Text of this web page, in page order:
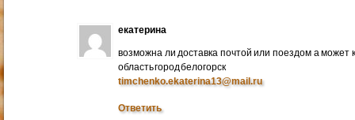
екатерина
возможна ли доставка почтой или поездом а
область город белогорск
timchenko.ekaterina13@mail.ru
Ответить